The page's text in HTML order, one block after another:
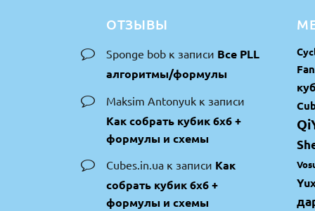
ОТЗЫВЫ
Sponge bobк записи Все PLL
алгоритмы/формулы
Maksim Antonyukк записи
Как собрать кубик 6х6 +
формулы и схемы
Cubes.in.uaк записи Как
собрать кубик 6х6 +
формулы и схемы